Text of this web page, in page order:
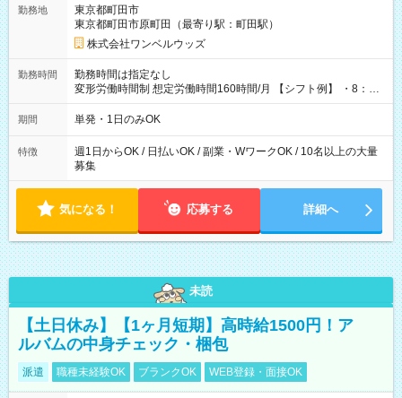
勤務地
東京都町田市
東京都町田市原町田（最寄り駅：町田駅）
株式会社ワンベルウッズ
勤務時間
勤務時間は指定なし
変形労働時間制 想定労働時間160時間/月 【シフト例】 ・8：00
～21：00
期間 単発・1日のみOK
特徴
週1日からOK / 日払いOK / 副業・WワークOK / 10名以上の大量
募集
気になる！ 応募する 詳細へ
未読
【土日休み】【1ヶ月短期】高時給1500円！ア
ルバムの中身チェック・梱包
派遣 職種未経験OK ブランクOK WEB登録・面接OK